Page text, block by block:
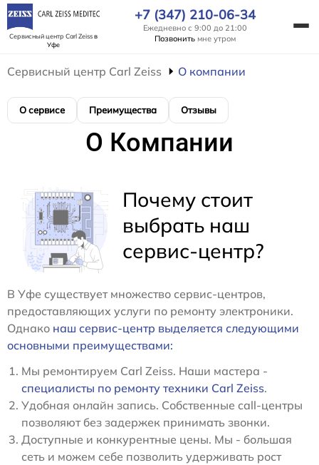
Сервисный центр Carl Zeissв
Уфе
+7 (347) 210-06-34
Ежедневно с 9:00 до 21:00
Позвонить мне утром
Сервисный центр Carl Zeiss О компании
О сервисе Преимущества Отзывы
О Компании
Почему стоит
выбрать наш
сервис-центр?
В Уфе существует множество сервис-центров,
предоставляющих услуги по ремонту электроники.
Однако наш сервис-центр выделяется следующими
основными преимуществами:
Мы ремонтируем Carl Zeiss. Наши мастера -
специалисты по ремонту техники Carl Zeiss.
Удобная онлайн запись. Собственные call-центры
позволяют без задержек принимать звонки.
Доступные и конкурентные цены. Мы - большая
сеть и можем себе позволить удерживать рост